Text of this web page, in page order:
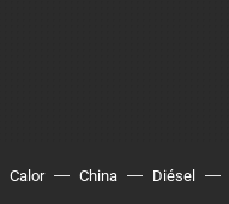
Calor China Diésel